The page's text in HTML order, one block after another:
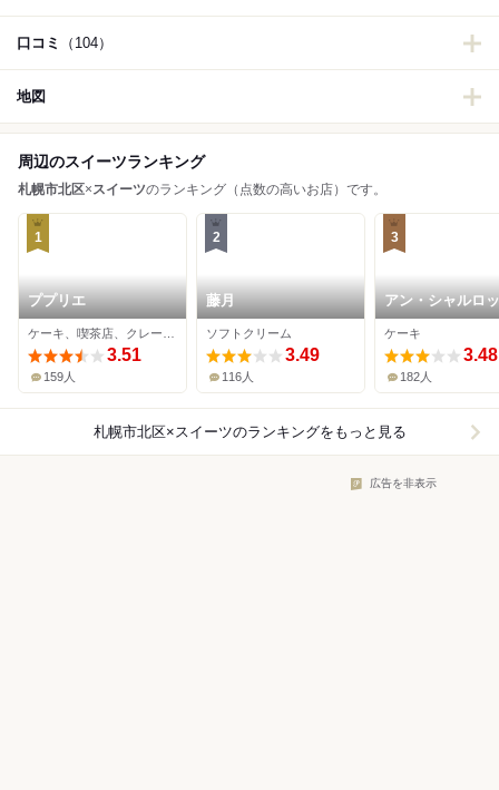
口コミ （104）
地図
周辺のスイーツランキング
札幌市北区×スイーツのランキング（点数の高いお店）です。
1
ププリエ
3.51
159人
2
藤月
ソフトクリーム
3.49
116人
3
アン・シャルロ
ケーキ
3.48
182人
札幌市北区×スイーツのランキングをもっと見る
広告を非表示